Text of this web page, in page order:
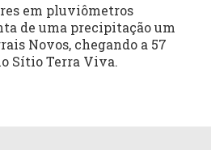
em pluviômetros
de uma precipitação um
Novos, chegando a 57
Sítio Terra Viva.